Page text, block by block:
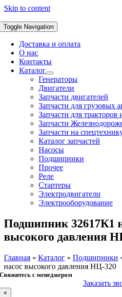
Skip to content
Toggle Navigation
Доставка и оплата
О нас
Контакты
Каталог
Генераторы
Двигатели
Запчасти двигателей
Запчасти для грузовых
Запчасти для тракторов
Запчасти
Запчасти на
Каталог запчастей
Насосы
Подшипники
Прочее
Реле
Стартеры
Электродвигатели
Электрооборудование
Подшипник 32617К1
высокого давления
Главная » Каталог » Подшипники
насос высокого давления НЦ-320
Свяжитесь с менеджером
Заказать
×